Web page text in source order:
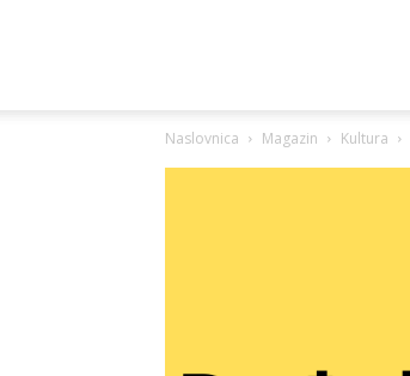
Naslovnica Magazin Kultura